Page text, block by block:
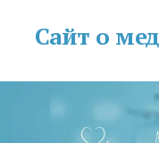
Сайт о